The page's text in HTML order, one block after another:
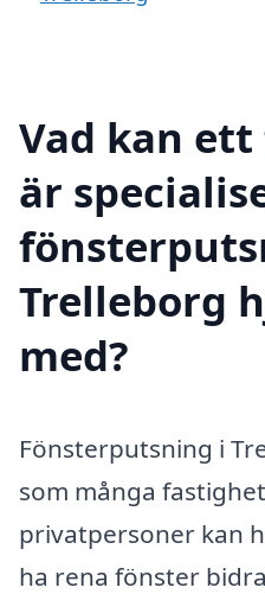
Vad kan
är
Trelleborg
med?
Fönsterputsning i
som många
privatpersoner kan
ha rena fönster